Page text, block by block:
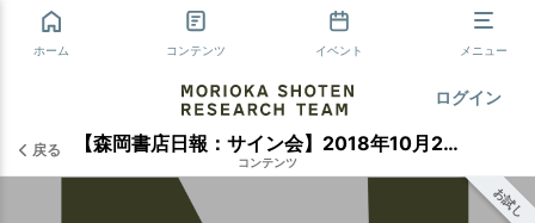
ホーム コンテンツ イベント メニュー
ログイン
戻る 【森岡書店日報：サイン会】2018年10月27日
コンテンツ
お試し